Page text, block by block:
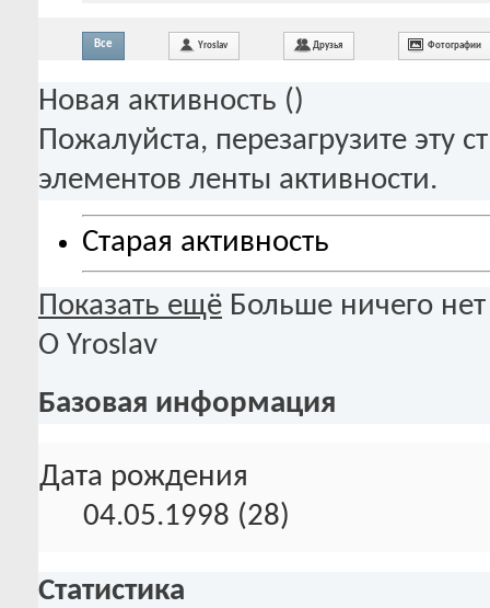
Все Yroslav Друзья Фотографии
Новая активность ()
Пожалуйста, перезагрузите эту
элементов ленты активности.
Старая активность
Показать ещё Больше ничего нет
О Yroslav
Базовая информация
Дата рождения
04.05.1998 (28)
Статистика